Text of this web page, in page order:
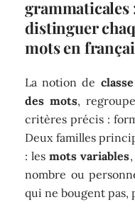
grammaticales
distinguer
mots en
La notion de
des mots,
critères précis :
Deux familles
: lesmots variables
nombre ou
qui ne bougent pas,